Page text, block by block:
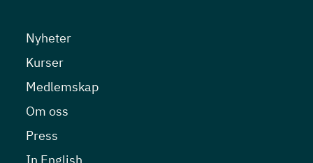
Nyheter
Kurser
Medlemskap
Om oss
Press
In English